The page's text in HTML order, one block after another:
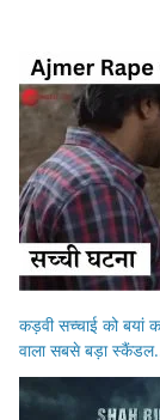
कड़वी सच्चाई को बयां
वाला सबसे बड़ा